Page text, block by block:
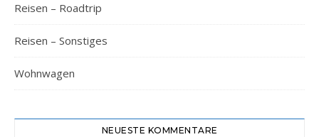
Reisen – Roadtrip
Reisen – Sonstiges
Wohnwagen
NEUESTE KOMMENTARE